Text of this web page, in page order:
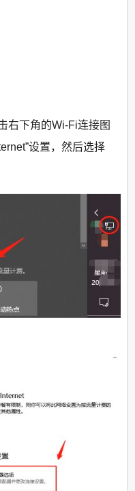
右下角的Wi-Fi连接图
设置，然后选择